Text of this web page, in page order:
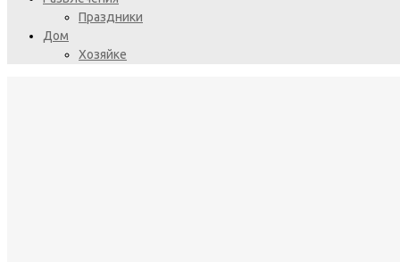
Праздники
Дом
Хозяйке